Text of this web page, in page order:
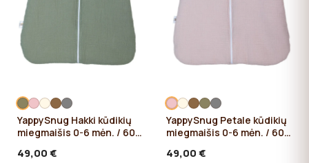
YappySnug Hakki kūdikių
miegmaišis 0-6 mėn. / 60
49,00 €
YappySnug Petale kūdikių
miegmaišis 0-6 mėn. / 60
49,00 €